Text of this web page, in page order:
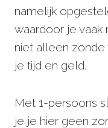
namelijk
waardoor je vaak
niet alleen zonde
je tijd en geld.
Met 1-persoons
je je hier geen